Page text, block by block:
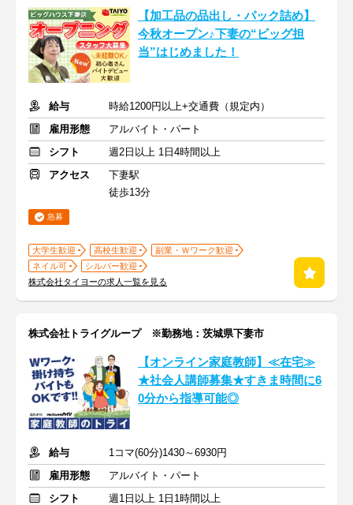
【加工品の品出し・パック詰め】
今秋オープン♪下妻の“ビッグ担
当”はじめました！
給与
時給1200円以上+交通費（規定内）
雇用形態
アルバイト・パート
シフト
週2日以上 1日4時間以上
アクセス
下妻駅
徒歩13分
急募
大学生歓迎 高校生歓迎
副業・Ｗワーク歓迎
ネイル可
シルバー歓迎
株式会社タイヨーの求人一覧を見る
株式会社トライグループ ※勤務地：茨城県下妻市
【オンライン家庭教師】≪在宅≫
★社会人講師募集★すきま時間に6
0分から指導可能◎
給与
1コマ(60分)1430～6930円
雇用形態
アルバイト・パート
シフト
週1日以上 1日1時間以上